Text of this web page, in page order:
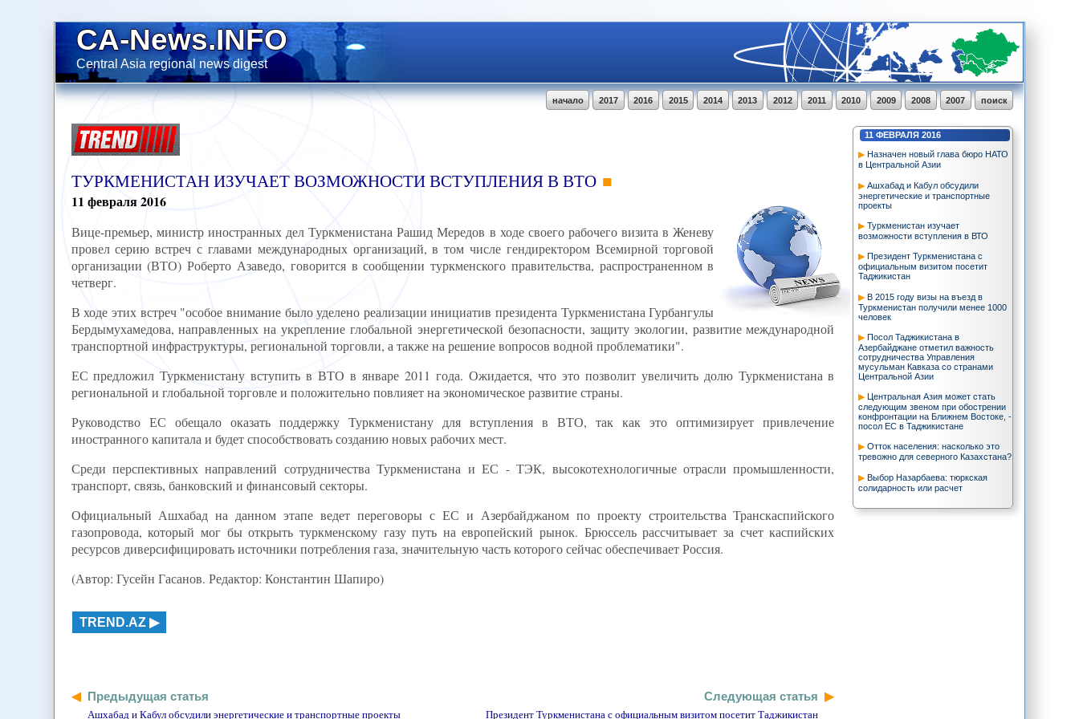
CA-News.INFO
Central Asia regional news digest
поиск
2007
2008
2009
2010
2011
2012
2013
2014
2015
2016
2017
начало
11 ФЕВРАЛЯ 2016
Назначен новый глава бюро НАТО
в Центральной Азии
Ашхабад и Кабул обсудили
энергетические и транспортные
проекты
Туркменистан изучает
возможности вступления в ВТО
Президент Туркменистана с
официальным визитом посетит
Таджикистан
В 2015 году визы на въезд в
Туркменистан получили менее 1000
человек
Посол Таджикистана в
Азербайджане отметил важность
сотрудничества Управления
мусульман Кавказа со странами
Центральной Азии
Центральная Азия может стать
следующим звеном при обострении
конфронтации на Ближнем Востоке, -
посол ЕС в Таджикистане
Отток населения: насколько это
тревожно для северного Казахстана?
Выбор Назарбаева: тюркская
солидарность или расчет
ТУРКМЕНИСТАН ИЗУЧАЕТ ВОЗМОЖНОСТИ ВСТУПЛЕНИЯ В ВТО
11 февраля2016
Вице-премьер, министр иностранных дел Туркменистана Рашид Мередов в ходе своего рабочего визита в Женеву
провел серию встреч с главами международных организаций, в том числе гендиректором Всемирной торговой
организации (ВТО) Роберто Азаведо, говорится в сообщении туркменского правительства, распространенном в
четверг.
В ходе этих встреч "особое внимание было уделено реализации инициатив президента Туркменистана Гурбангулы
Бердымухамедова, направленных на укрепление глобальной энергетической безопасности, защиту экологии, развитие международной
транспортной инфраструктуры, региональной торговли, а также на решение вопросов водной проблематики".
ЕС предложил Туркменистану вступить в ВТО в январе 2011 года. Ожидается, что это позволит увеличить долю Туркменистана в
региональной и глобальной торговле и положительно повлияет на экономическое развитие страны.
Руководство ЕС обещало оказать поддержку Туркменистану для вступления в ВТО, так как это оптимизирует привлечение
иностранного капитала и будет способствовать созданию новых рабочих мест.
Среди перспективных направлений сотрудничества Туркменистана и ЕС - ТЭК, высокотехнологичные отрасли промышленности,
транспорт, связь, банковский и финансовый секторы.
Официальный Ашхабад на данном этапе ведет переговоры с ЕС и Азербайджаном по проекту строительства Транскаспийского
газопровода, который мог бы открыть туркменскому газу путь на европейский рынок. Брюссель рассчитывает за счет каспийских
ресурсов диверсифицировать источники потребления газа, значительную часть которого сейчас обеспечивает Россия.
(Автор: Гусейн Гасанов. Редактор: Константин Шапиро)
TREND.AZ
Предыдущая статья
Ашхабад и Кабул обсудили энергетические и транспортные проекты
Следующая статья
Президент Туркменистана с официальным визитом посетит Таджикистан